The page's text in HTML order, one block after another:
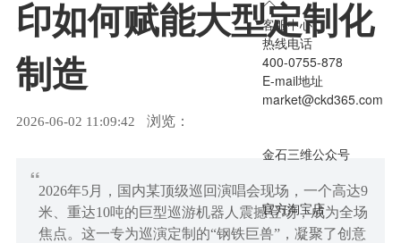
印如何赋能大型定制化
制造
2026-06-02 11:09:42 浏览：
“2026年5月，国内某顶级巡回演唱会现场，一个高达9
米、重达10吨的巨型巡游机器人震撼登场，成为全场
焦点。这一专为巡演定制的“钢铁巨兽”，凝聚了创意
客服中心
热线电话
400-0755-878
E-mail地址
market@ckd365.com
金石三维公众号
官方淘宝店